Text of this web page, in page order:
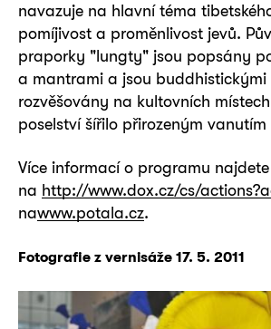
navazuje na hlavní téma
pomíjivost a proměnlivost jevů.
praporky "lungty" jsou popsány
a mantrami a jsou buddhistickými
rozvěšovány na kultovních
poselství šířilo přirozeným
Více informací o programu najdete
na http://www.dox.cz/cs/
nawww.potala.cz.
Fotografie z vernisáže 17. 5. 2011